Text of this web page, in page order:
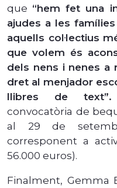
que “hem fet una
ajudes a les
aquells col·lectius
que volem és
dels nens i nenes a
dret al menjador
llibres de
convocatòria de
al 29 de
corresponent a
56.000 euros).
Finalment, Gemma